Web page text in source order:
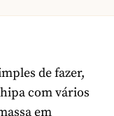
de fazer,
com vários
em